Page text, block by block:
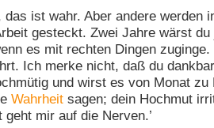
das ist wahr. Aber andere werden
gesteckt. Zwei Jahre wärst
es mit rechten Dingen
Ich merke nicht, daß du
und wirst es von Monat zu
Wahrheit sagen; dein Hochmut
geht mir auf die Nerven.’